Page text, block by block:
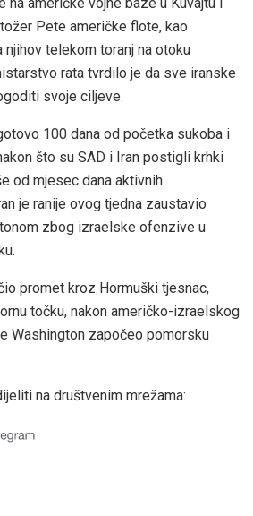
Pete američke flote, kao
njihov telekom toranj na otoku
rata tvrdilo je da sve iranske
svoje ciljeve.
100 dana od početka sukoba i
što su SAD i Iran postigli krhki
od mjesec dana aktivnih
je ranije ovog tjedna zaustavio
zbog izraelske ofenzive u
promet kroz Hormuški tjesnac,
točku, nakon američko-izraelskog
Washington započeo pomorsku
na društvenim mrežama: